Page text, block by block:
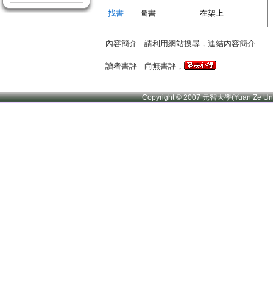
找書 圖書 在架上
內容簡介 請利用網站搜尋，連結內容簡介
讀者書評 尚無書評，
Copyright © 2007 元智大學(Yuan Ze